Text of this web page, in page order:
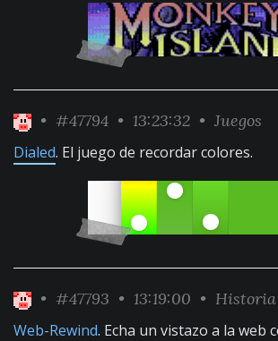
• #47794 • 13:23:32 • Juegos
Dialed. El juego de recordar colores.
• #47793 • 13:19:00 • Historia
Web-Rewind. Echa un vistazo a la web